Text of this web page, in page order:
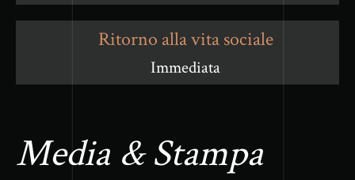
Ritorno alla vita sociale
Immediata
Media & Stampa